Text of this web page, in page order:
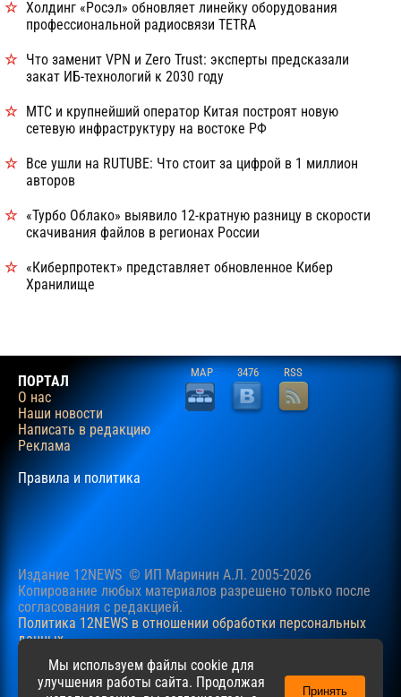
Холдинг «Росэл» обновляет линейку оборудования
профессиональной радиосвязи TETRA
Что заменит VPN и Zero Trust: эксперты предсказали
закат ИБ-технологий к 2030 году
МТС и крупнейший оператор Китая построят новую
сетевую инфраструктуру на востоке РФ
Все ушли на RUTUBE: Что стоит за цифрой в 1 миллион
авторов
«Турбо Облако» выявило 12-кратную разницу в скорости
скачивания файлов в регионах России
«Киберпротект» представляет обновленное Кибер
Хранилище
ПОРТАЛ
О нас
Наши новости
Написать в редакцию
Реклама
Правила и политика
MAP 3476 RSS
Издание 12NEWS © ИП Маринин А.Л. 2005-2026
Копирование любых материалов разрешено только после
согласования c редакцией.
Политика 12NEWS в отношении обработки персональных
данных
Наш сайт использует файлы cookie для учучшения
пользовательского опыта. Продолжая просматривать сайт,
Мы используем файлы cookie для
улучшения работы сайта. Продолжая
Принять